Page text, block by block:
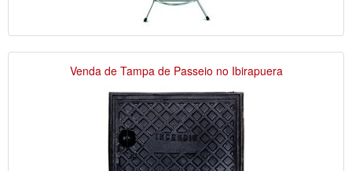
Venda de Tampa de Passeio no Ibirapuera